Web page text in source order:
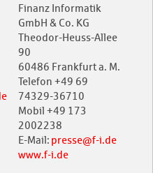
Finanz Informatik
GmbH & Co. KG
Theodor-Heuss-Allee
90
60486 Frankfurt a. M.
Telefon +49 69
74329-36710
Mobil +49 173
2002238
E-Mail: presse@f-i.de
www.f-i.de